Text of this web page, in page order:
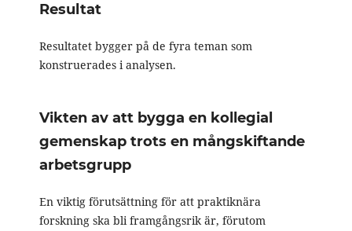
Resultat
Resultatet bygger på de fyra teman som
konstruerades i analysen.
Vikten av att bygga en kollegial
gemenskap trots en mångskiftande
arbetsgrupp
En viktig förutsättning för att praktiknära
forskning ska bli framgångsrik är, förutom